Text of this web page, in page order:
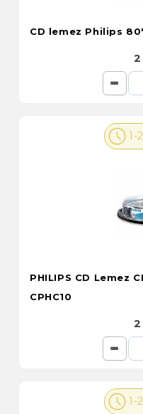
CD lemez Philips
1-
PHILIPS CD Lemez
CPHC10
1-